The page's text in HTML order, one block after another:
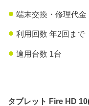
端末交換・修理代
利用回数 年2回まで
適用台数 1台
タブレット Fire HD